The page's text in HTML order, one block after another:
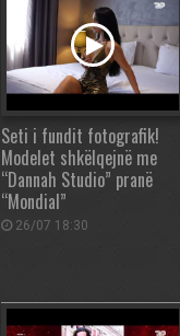
Seti i fundit fotografik!
Modelet shkëlqejnë me
“Dannah Studio” pranë
“Mondial”
26/07 18:30